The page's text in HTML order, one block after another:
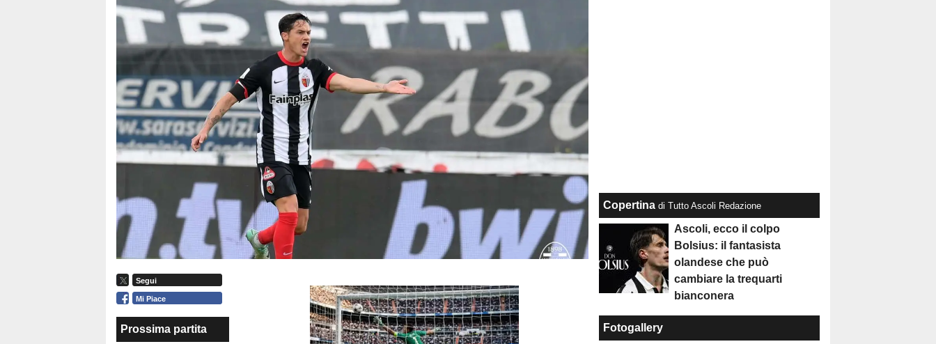
Segui
Mi Piace
Prossima partita
Copertina di Tutto Ascoli Redazione
Ascoli, ecco il colpo
Bolsius: il fantasista
olandese che può
cambiare la trequarti
bianconera
Fotogallery